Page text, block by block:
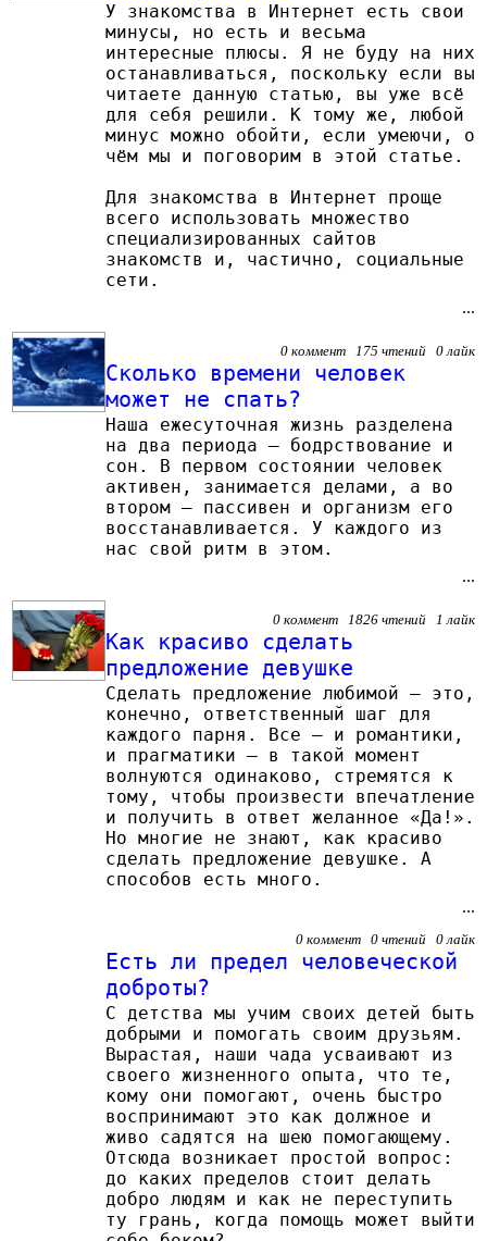
У знакомства в Интернет есть свои
минусы, но есть и весьма
интересные плюсы. Я не буду на них
останавливаться, поскольку если вы
читаете данную статью, вы уже всё
для себя решили. К тому же, любой
минус можно обойти, если умеючи, о
чём мы и поговорим в этой статье.
Для знакомства в Интернет проще
всего использовать множество
специализированных сайтов
знакомств и, частично, социальные
сети.
...
0 коммент 175 чтений 0 лайк
Сколько времени человек
может не спать?
Наша ежесуточная жизнь разделена
на два периода – бодрствование и
сон. В первом состоянии человек
активен, занимается делами, а во
втором – пассивен и организм его
восстанавливается. У каждого из
нас свой ритм в этом.
...
0 коммент 1826 чтений 1 лайк
Как красиво сделать
предложение девушке
Сделать предложение любимой — это,
конечно, ответственный шаг для
каждого парня. Все — и романтики,
и прагматики — в такой момент
волнуются одинаково, стремятся к
тому, чтобы произвести впечатление
и получить в ответ желанное «Да!».
Но многие не знают, как красиво
сделать предложение девушке. А
способов есть много.
...
0 коммент 0 чтений 0 лайк
Есть ли предел человеческой
доброты?
С детства мы учим своих детей быть
добрыми и помогать своим друзьям.
Вырастая, наши чада усваивают из
своего жизненного опыта, что те,
кому они помогают, очень быстро
воспринимают это как должное и
живо садятся на шею помогающему.
Отсюда возникает простой вопрос:
до каких пределов стоит делать
добро людям и как не переступить
ту грань, когда помощь может выйти